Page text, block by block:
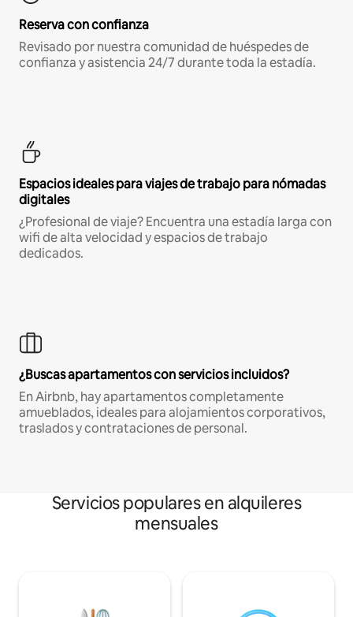
Reserva con confianza
Revisado por nuestra comunidad de huéspedes de
confianza y asistencia 24/7 durante toda la estadía.
Espacios ideales para viajes de trabajo para nómadas
digitales
¿Profesional de viaje? Encuentra una estadía larga con
wifi de alta velocidad y espacios de trabajo
dedicados.
¿Buscas apartamentos con servicios incluidos?
En Airbnb, hay apartamentos completamente
amueblados, ideales para alojamientos corporativos,
traslados y contrataciones de personal.
Servicios populares en alquileres
mensuales